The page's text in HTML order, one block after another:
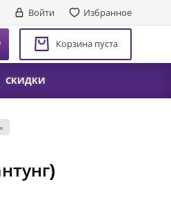
Войти Избранное
Корзина пуста
СКИДКИ